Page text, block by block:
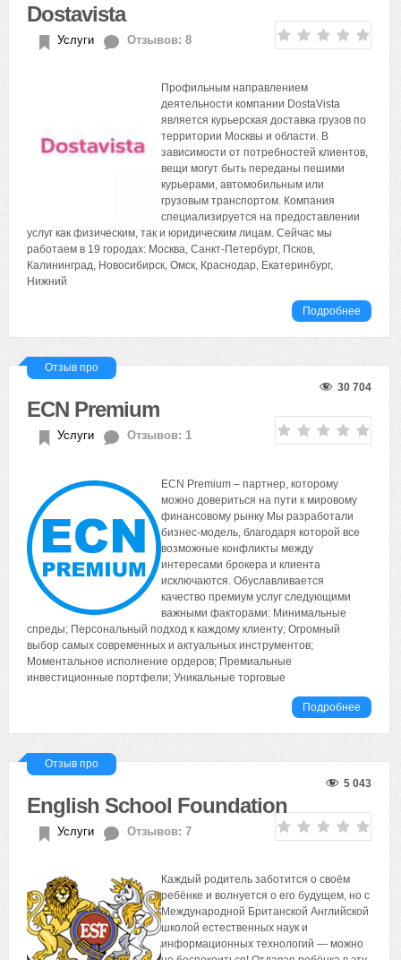
Dostavista
Услуги Отзывов: 8
Профильным направлением
деятельности компании DostaVista
является курьерская доставка грузов по
территории Москвы и области. В
зависимости от потребностей клиентов,
вещи могут быть переданы пешими
курьерами, автомобильным или
грузовым транспортом. Компания
специализируется на предоставлении
услуг как физическим, так и юридическим лицам. Сейчас мы
работаем в 19 городах: Москва, Санкт-Петербург, Псков,
Калининград, Новосибирск, Омск, Краснодар, Екатеринбург,
Нижний
Подробнее
Отзыв про
30 704
ECN Premium
Услуги Отзывов: 1
ECN Premium – партнер, которому
можно довериться на пути к мировому
финансовому рынку Мы разработали
бизнес-модель, благодаря которой все
возможные конфликты между
интересами брокера и клиента
исключаются. Обуславливается
качество премиум услуг следующими
важными факторами: Минимальные
спреды; Персональный подход к каждому клиенту; Огромный
выбор самых современных и актуальных инструментов;
Моментальное исполнение ордеров; Премиальные
инвестиционные портфели; Уникальные торговые
Подробнее
Отзыв про
5 043
English School Foundation
Услуги Отзывов: 7
Каждый родитель заботится о своём
ребёнке и волнуется о его будущем, но с
Международной Британской Английской
школой естественных наук и
информационных технологий — можно